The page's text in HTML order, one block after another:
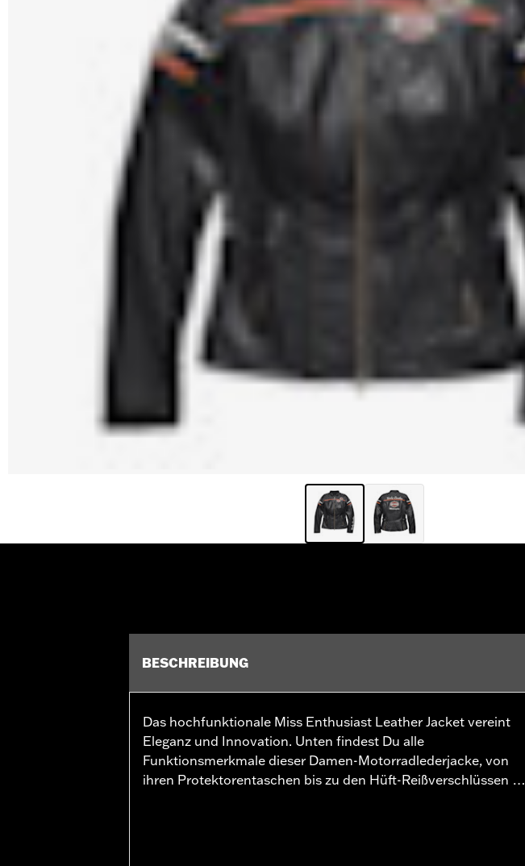
BESCHREIBUNG
Das hochfunktionale Miss Enthusiast Leather Jacket vereint
Eleganz und Innovation. Unten findest Du alle
Funktionsmerkmale dieser Damen-Motorradlederjacke, von
ihren Protektorentaschen bis zu den Hüft-Reißverschlüssen …